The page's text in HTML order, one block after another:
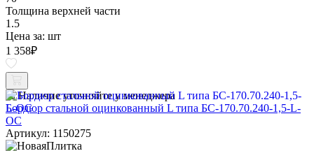
Толщина верхней части
1.5
Цена за: шт
1 358₽
Наличие уточняйте у менеджера
Бордюр стальной оцинкованный L типа БС-170.70.240-1,5-L-
ОС
Артикул: 1150275